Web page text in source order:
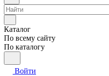
Каталог
По всему сайту
По каталогу
Войти